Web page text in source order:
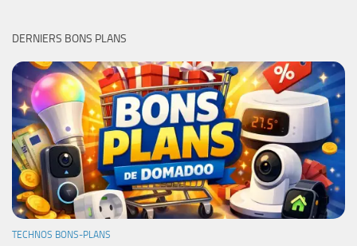
DERNIERS BONS PLANS
TECHNOS BONS-PLANS